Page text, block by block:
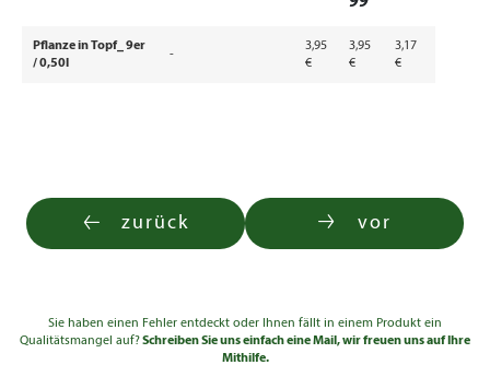
Pflanze in Topf_ 9er
/ 0,50l
-
3,95
€
3,95
€
3,17
€
zurück vor
Sie haben einen Fehler entdeckt oder Ihnen fällt in einem Produkt ein
Qualitätsmangel auf?Schreiben Sie uns einfach eine Mail, wir freuen uns auf Ihre
Mithilfe.